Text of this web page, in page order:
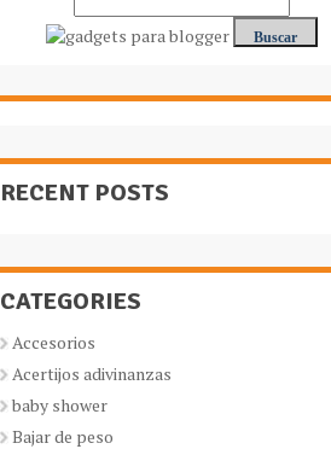
RECENT POSTS
CATEGORIES
Accesorios
Acertijos adivinanzas
baby shower
Bajar de peso